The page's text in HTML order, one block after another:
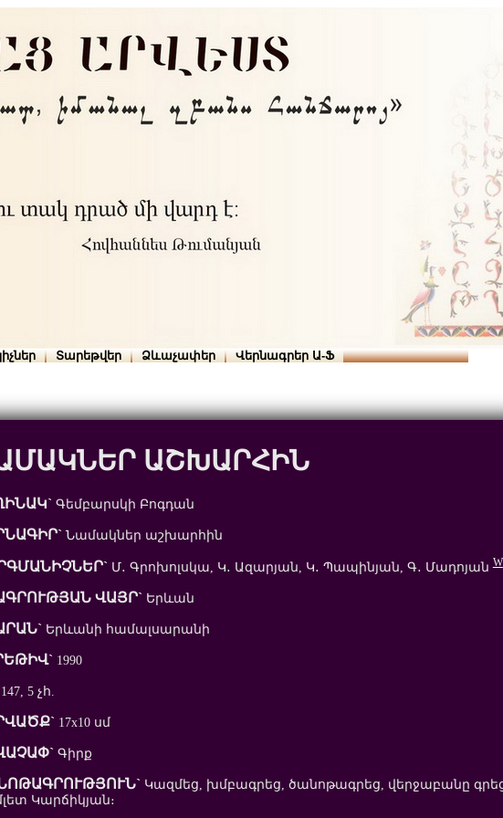
Տարեթվեր Ձևաչափեր Վերնագրեր Ա-Ֆ
ԱՇԽԱՐՀԻՆ
Գեմբարսկի Բոգդան
Նամակներ աշխարհին
Մ․ Գրոխոլսկա, Կ․ Ազարյան, Կ․ Պապինյան, Գ․ ՄադոյանW
ՎԱՅՐ` Երևան
Երևանի համալսարանի
1990
147, 5 չհ.
17x10 սմ
Գիրք
Կազմեց, խմբագրեց, ծանոթագրեց, վերջաբանը
Կարճիկյան։